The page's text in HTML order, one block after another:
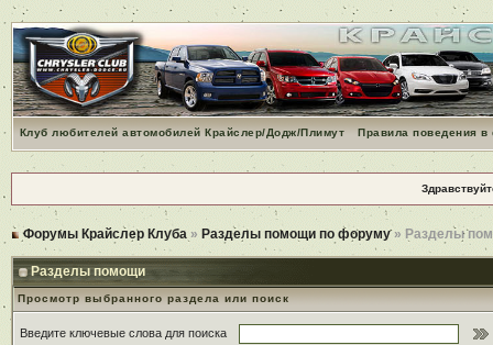
Клуб любителей автомобилей Крайслер/Додж/Плимут Правила поведения
Форумы Крайслер Клуба » Разделы помощи по форуму» Разделы
Разделы помощи
Просмотр выбранного раздела или поиск
Введите ключевые слова для поиска